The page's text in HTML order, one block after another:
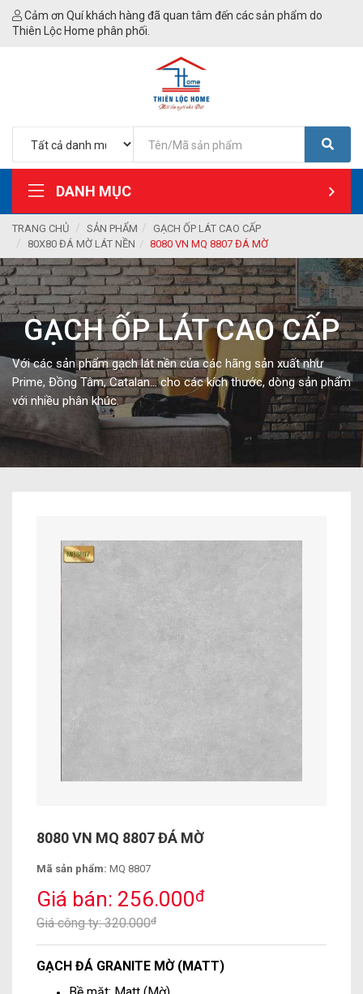
Cảm ơn Quí khách hàng đã quan tâm đến các sản phẩm do
Thiên Lộc Home phân phối.
DANH MỤC
TRANG CHỦ SẢN PHẨM
GẠCH ỐP LÁT CAO CẤP
80X80 ĐÁ MỜ LÁT NỀN
8080 VN MQ 8807 ĐÁ MỜ
GẠCH ỐP LÁT CAO CẤP
Với các sản phẩm gạch lát nền của các hãng sản xuất như
Prime, Đồng Tâm, Catalan… cho các kích thước, dòng sản phẩm
với nhiều phân khúc.
8080 VN MQ 8807 ĐÁ MỜ
Mã sản phẩm: MQ 8807
Giá bán: 256.000đ
Giá công ty: 320.000đ
GẠCH ĐÁ GRANITE MỜ (MATT)